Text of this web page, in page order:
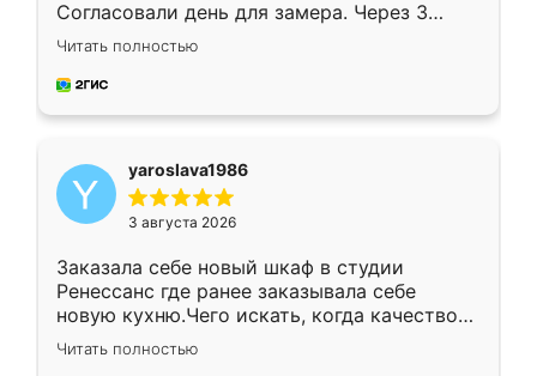
Согласовали день для замера. Через 3
недели кухня была уже готова. Остались
довольны работой. Спасибо Ренессанс
мебель за качественную работу!
Читать полностью
yaroslava1986
3 августа 2026
Заказала себе новый шкаф в студии
Ренессанс где ранее заказывала себе
новую кухню.Чего искать, когда качеством
вполне довольна. Служит кухня уже почти
два года, нареканий нет.
Читать полностью